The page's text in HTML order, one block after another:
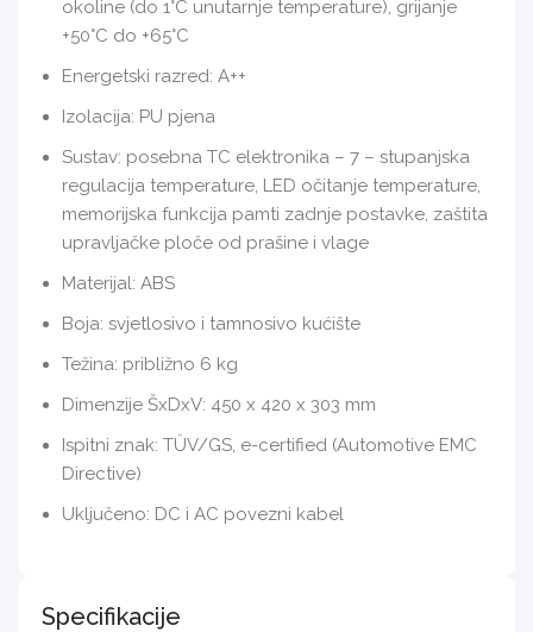
okoline (do 1°C unutarnje temperature), grijanje
+50°C do +65°C
Energetski razred: A++
Izolacija: PU pjena
Sustav: posebna TC elektronika – 7 – stupanjska
regulacija temperature, LED očitanje temperature,
memorijska funkcija pamti zadnje postavke, zaštita
upravljačke ploče od prašine i vlage
Materijal: ABS
Boja: svjetlosivo i tamnosivo kućište
Težina: približno 6 kg
Dimenzije ŠxDxV: 450 x 420 x 303 mm
Ispitni znak: TÜV/GS, e-certified (Automotive EMC
Directive)
Uključeno: DC i AC povezni kabel
Specifikacije